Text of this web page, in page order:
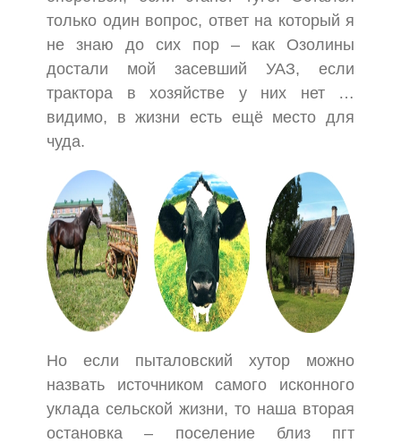
только один вопрос, ответ на который я
не знаю до сих пор – как Озолины
достали мой засевший УАЗ, если
трактора в хозяйстве у них нет …
видимо, в жизни есть ещё место для
чуда.
Но если пыталовский хутор можно
назвать источником самого исконного
уклада сельской жизни, то наша вторая
остановка – поселение близ пгт